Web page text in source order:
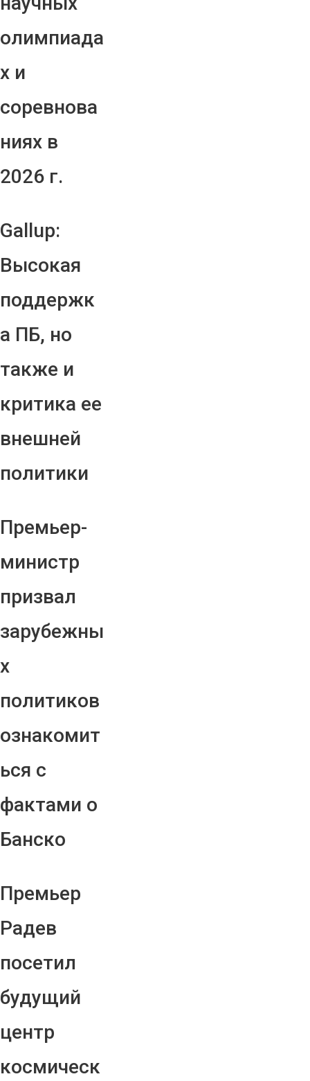
олимпиада
х и
соревнова
ниях в
2026 г.
Gallup:
Высокая
поддержк
а ПБ, но
также и
критика ее
внешней
политики
Премьер-
министр
призвал
зарубежны
х
политиков
ознакомит
ься с
фактами о
Банско
Премьер
Радев
посетил
будущий
центр
космическ